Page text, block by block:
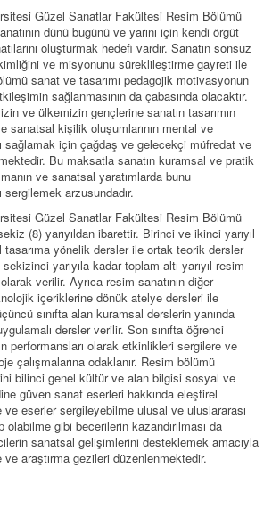
Güzel Sanatlar Fakültesi Resim Bölümü
dünü bugünü ve yarını için kendi örgüt
oluşturmak hedefi vardır. Sanatın sonsuz
ve misyonunu süreklileştirme gayreti ile
sanat ve tasarımı pedagojik motivasyonun
sağlanmasının da çabasında olacaktır.
ve ülkemizin gençlerine sanatın tasarımın
sanatsal kişilik oluşumlarının mental ve
sağlamak için çağdaş ve gelecekçi müfredat ve
Bu maksatla sanatın kuramsal ve pratik
ve sanatsal yaratımlarda bunu
sergilemek arzusundadır.
Güzel Sanatlar Fakültesi Resim Bölümü
(8) yarıyıldan ibarettir. Birinci ve ikinci yarıyıl
yönelik dersler ile ortak teorik dersler
yarıyıla kadar toplam altı yarıyıl resim
verilir. Ayrıca resim sanatının diğer
içeriklerine dönük atelye dersleri ile
sınıfta alan kuramsal derslerin yanında
dersler verilir. Son sınıfta öğrenci
performansları olarak etkinlikleri sergilere ve
çalışmalarına odaklanır. Resim bölümü
bilinci genel kültür ve alan bilgisi sosyal ve
güven sanat eserleri hakkında eleştirel
ve eserler sergileyebilme ulusal ve uluslararası
gibi becerilerin kazandırılması da
sanatsal gelişimlerini desteklemek amacıyla
araştırma gezileri düzenlenmektedir.